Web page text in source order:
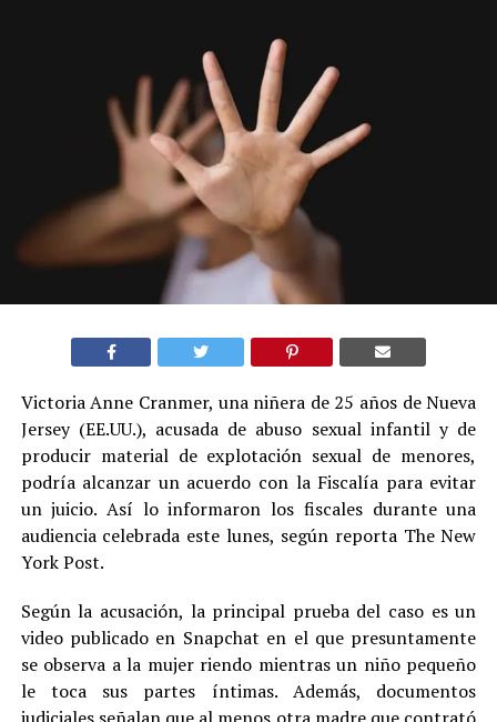
Victoria Anne Cranmer, una niñera de 25 años de Nueva
Jersey (EE.UU.), acusada de abuso sexual infantil y de
producir material de explotación sexual de menores,
podría alcanzar un acuerdo con la Fiscalía para evitar
un juicio. Así lo informaron los fiscales durante una
audiencia celebrada este lunes, según reporta The New
York Post.
Según la acusación, la principal prueba del caso es un
video publicado en Snapchat en el que presuntamente
se observa a la mujer riendo mientras un niño pequeño
le toca sus partes íntimas. Además, documentos